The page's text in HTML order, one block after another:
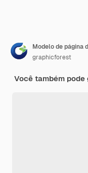
Modelo de página
graphicforest
Você também pode